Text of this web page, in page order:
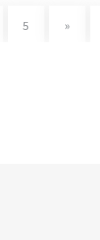
5 »